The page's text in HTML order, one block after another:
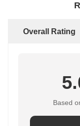
Overall Rating
Based